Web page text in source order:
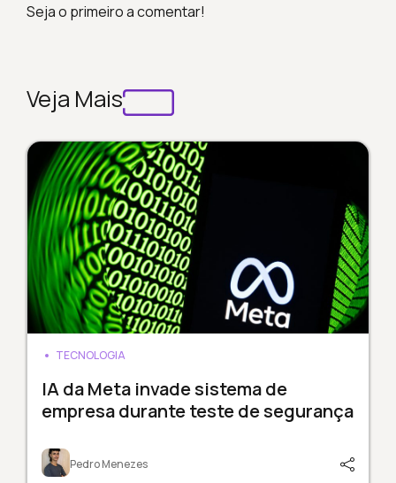
Seja o primeiro a comentar!
Veja Mais
TECNOLOGIA
IA da Meta invade sistema de
empresa durante teste de segurança
Pedro Menezes